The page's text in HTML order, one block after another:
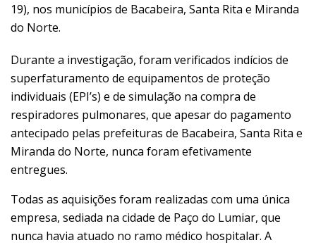
19), nos municípios de Bacabeira, Santa Rita e Miranda
do Norte.
Durante a investigação, foram verificados indícios de
superfaturamento de equipamentos de proteção
individuais (EPI’s) e de simulação na compra de
respiradores pulmonares, que apesar do pagamento
antecipado pelas prefeituras de Bacabeira, Santa Rita e
Miranda do Norte, nunca foram efetivamente
entregues.
Todas as aquisições foram realizadas com uma única
empresa, sediada na cidade de Paço do Lumiar, que
nunca havia atuado no ramo médico hospitalar. A